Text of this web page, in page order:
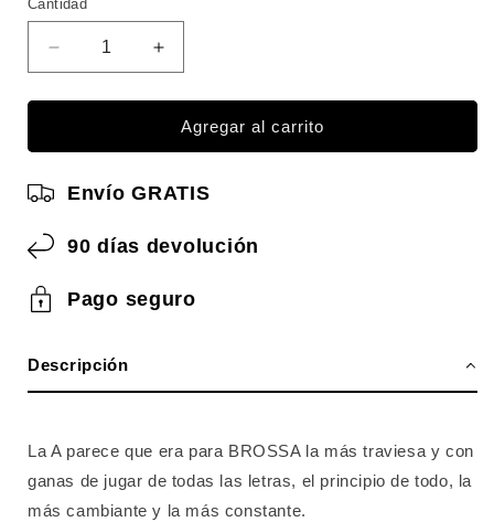
Cantidad
Cantidad
Reducir
cantidad
para
Homenaje
BROSSA
Aumentar
cantidad
para
APLEC
Homenaje
BROSSA
Agregar al carrito
Envío GRATIS
90 días devolución
Pago seguro
Descripción
La A parece que era para BROSSA la más traviesa y con
ganas de jugar de todas las letras, el principio de todo, la
más cambiante y la más constante.